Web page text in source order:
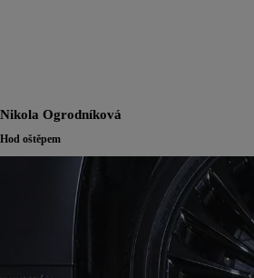
Nikola Ogrodníková
Hod oštěpem